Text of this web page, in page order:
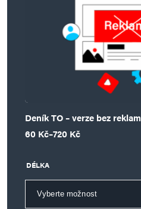
Deník TO – verze bez reklam
60 Kč–720 Kč
Rozpětí cen: 60 Kč až 720 Kč
DÉLKA